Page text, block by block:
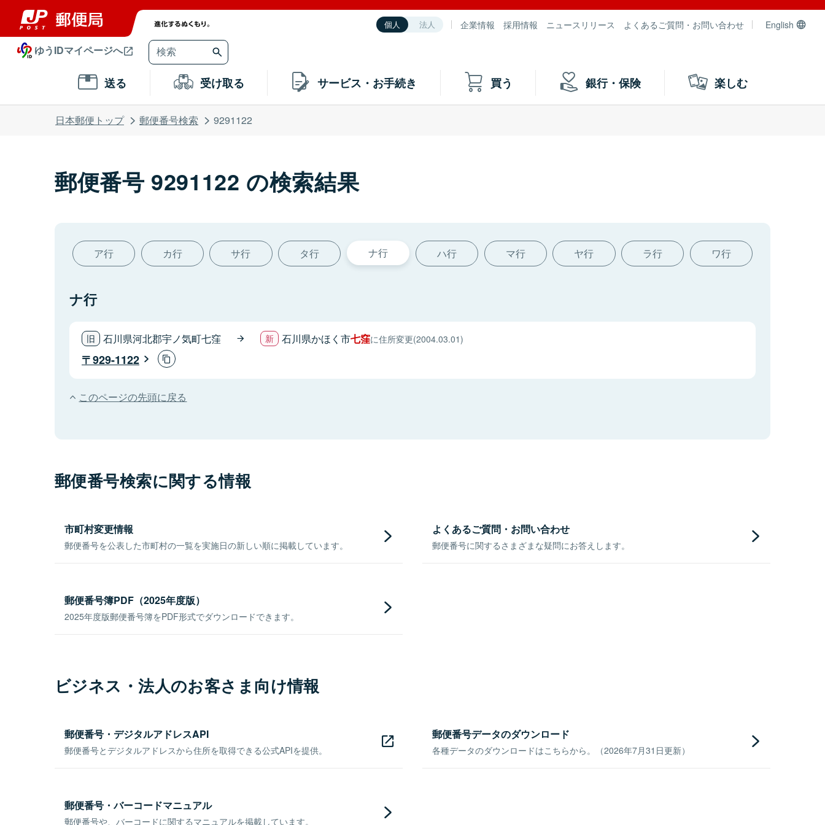
個人 法人 企業情報 採用情報 ニュースリリース よくあるご質問・お問い合わせ English
ゆうIDマイページへ
送る 受け取る サービス・お手続き 買う 銀行・保険 楽しむ
日本郵便トップ 郵便番号検索 9291122
郵便番号 9291122 の検索結果
ア行 カ行 サ行 タ行 ナ行 ハ行 マ行 ヤ行 ラ行 ワ行
ナ行
石川県河北郡宇ノ気町七窪 石川県かほく市七窪に住所変更(2004.03.01)
929-1122
このページの先頭に戻る
郵便番号検索に関する情報
市町村変更情報
郵便番号を公表した市町村の一覧を実施日の新しい順に掲載しています。
よくあるご質問・お問い合わせ
郵便番号に関するさまざまな疑問にお答えします。
郵便番号簿PDF（2025年度版）
2025年度版郵便番号簿をPDF形式でダウンロードできます。
ビジネス・法人のお客さま向け情報
郵便番号・デジタルアドレスAPI
郵便番号とデジタルアドレスから住所を取得できる公式APIを提供。
郵便番号データのダウンロード
各種データのダウンロードはこちらから。（2026年7月31日更新）
郵便番号・バーコードマニュアル
郵便番号や、バーコードに関するマニュアルを掲載しています。